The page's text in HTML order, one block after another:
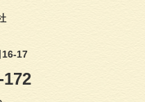
16-17
172